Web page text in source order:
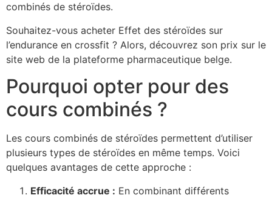
combinés de stéroïdes.
Souhaitez-vous acheter Effet des stéroïdes sur
l’endurance en crossfit ? Alors, découvrez son prix sur le
site web de la plateforme pharmaceutique belge.
Pourquoi opter pour des
cours combinés ?
Les cours combinés de stéroïdes permettent d’utiliser
plusieurs types de stéroïdes en même temps. Voici
quelques avantages de cette approche :
Efficacité accrue : En combinant différents